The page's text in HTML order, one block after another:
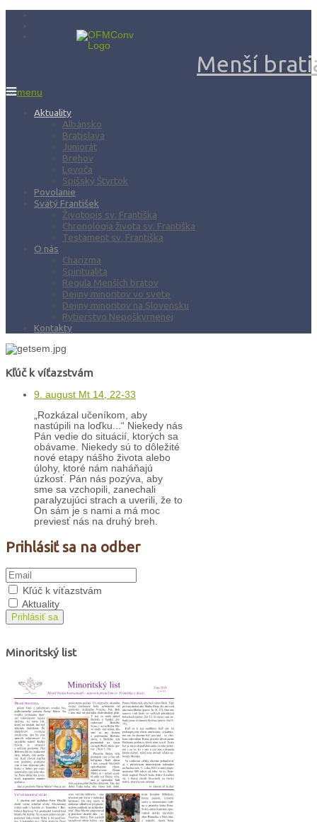
Menší
menu
Aktuality
Albánsko
Bratislava
Juniorát
Brehov
Levoča
Spišský Štvrtok
Povolanie
Svätý František
Životopis sv. Františka
Chronológia života sv. Františka
Testament sv. Františka
O nás
Charizma
Spiritualita
Regula Menších bratov
Dejiny minoritov vo svete
Dejiny minoritov na Slovensku
Rytierstvo Nepoškvrnenej
Kontakty
Kľúč k víťazstvám
9. august Mt 14, 22-33
„Rozkázal učeníkom, aby
nastúpili na loďku...“ Niekedy nás
Pán vedie do situácií, ktorých sa
obávame. Niekedy sú to dôležité
nové etapy nášho života alebo
úlohy, ktoré nám naháňajú
úzkosť. Pán nás pozýva, aby
sme sa vzchopili, zanechali
paralyzujúci strach a uverili, že to
On sám je s nami a má moc
previesť nás na druhý breh.
Prihlásiť sa na odber
Kľúč k víťazstvám
Aktuality
Prihlásiť sa
Minoritský list